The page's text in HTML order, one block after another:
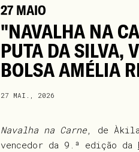
27 MAIO
"NAVALHA NA
PUTA DA SILVA,
BOLSA AMÉLIA
27 MAI., 2026
Navalha na Carne, de
vencedor da 9.ª edição da